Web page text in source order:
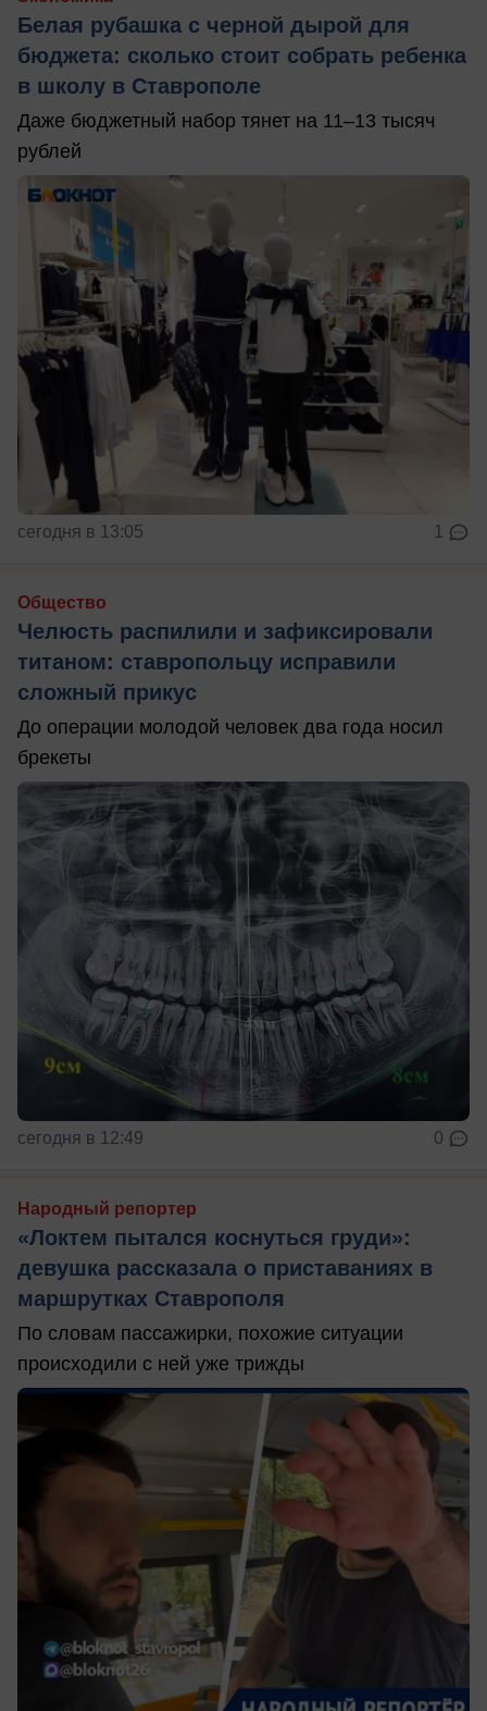
Белая рубашка с черной дырой для
бюджета: сколько стоит собрать ребенка
в школу в Ставрополе
Даже бюджетный набор тянет на 11–13 тысяч
рублей
сегодня в 13:05 1
Общество
Челюсть распилили и зафиксировали
титаном: ставропольцу исправили
сложный прикус
До операции молодой человек два года носил
брекеты
сегодня в 12:49 0
Народный репортер
«Локтем пытался коснуться груди»:
девушка рассказала о приставаниях в
маршрутках Ставрополя
По словам пассажирки, похожие ситуации
происходили с ней уже трижды